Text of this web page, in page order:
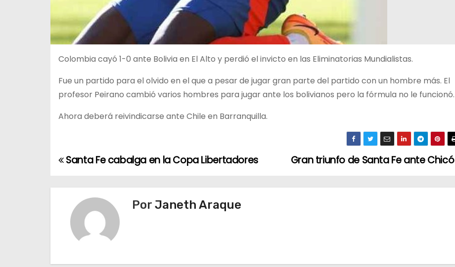
Colombia cayó 1-0 ante Bolivia en El Alto y perdió el invicto en las Eliminatorias Mundialistas.
Fue un partido para el olvido en el que a pesar de jugar gran parte del partido con un hombre más. El
profesor Peirano cambió varios hombres para jugar ante los bolivianos pero la fórmula no le funcionó.
Ahora deberá reivindicarse ante Chile en Barranquilla.
N
a
Gran triunfo de Santa Fe ante Chicó
Santa Fe cabalga en la Copa Libertadores
Por Janeth Araque